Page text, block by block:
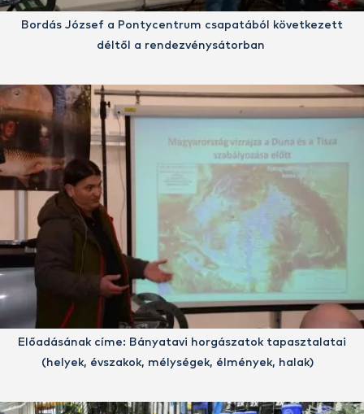
Bordás József a Pontycentrum csapatából következett
déltől a rendezvénysátorban
Előadásának címe: Bányatavi horgászatok tapasztalatai
(helyek, évszakok, mélységek, élmények, halak)